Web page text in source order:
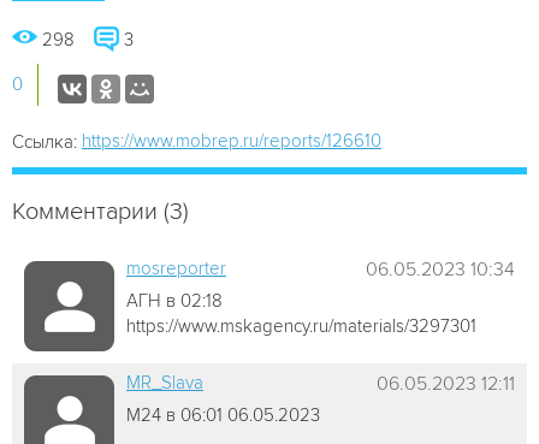
298 3
0
Ссылка: https://www.mobrep.ru/reports/126610
Комментарии (3)
mosreporter 06.05.2023 10:34
АГН в 02:18
https://www.mskagency.ru/materials/3297301
MR_Slava 06.05.2023 12:11
М24 в 06:01 06.05.2023